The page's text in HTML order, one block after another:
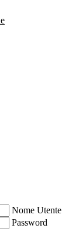
Nome Utente
Password